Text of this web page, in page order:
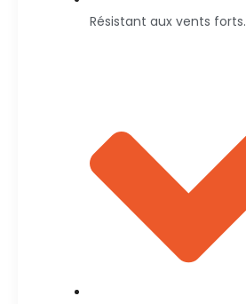
Résistant aux vents forts.